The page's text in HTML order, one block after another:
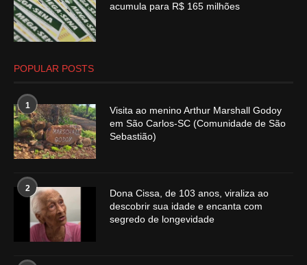
acumula para R$ 165 milhões
POPULAR POSTS
1
Visita ao menino Arthur Marshall Godoy
em São Carlos-SC (Comunidade de São
Sebastião)
2
Dona Cissa, de 103 anos, viraliza ao
descobrir sua idade e encanta com
segredo de longevidade